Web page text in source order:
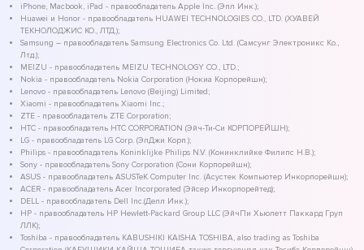
iPhone, Macbook, iPad - правообладатель Apple Inc. (Эпл Инк.);
Huawei и Honor - правообладатель HUAWEI TECHNOLOGIES CO., LTD. (ХУАВЕЙ
ТЕКНОЛОДЖИС КО., ЛТД.);
Samsung – правообладатель Samsung Electronics Co. Ltd. (Самсунг Электроникс Ко.,
Лтд.);
MEIZU - правообладатель MEIZU TECHNOLOGY CO., LTD.;
Nokia - правообладатель Nokia Corporation (Нокиа Корпорейшн);
Lenovo - правообладатель Lenovo (Beijing) Limited;
Xiaomi - правообладатель Xiaomi Inc.;
ZTE - правообладатель ZTE Corporation;
HTC - правообладатель HTC CORPORATION (Эйч-Ти-Си КОРПОРЕЙШН);
LG - правообладатель LG Corp. (ЭлДжи Корп.);
Philips - правообладатель Koninklijke Philips N.V. (Конинклийке Филипс Н.В.);
Sony - правообладатель Sony Corporation (Сони Корпорейшн);
ASUS - правообладатель ASUSTeK Computer Inc. (Асустек Компьютер Инкорпорейшн);
ACER - правообладатель Acer Incorporated (Эйсер Инкорпорейтед);
DELL - правообладатель Dell Inc.(Делл Инк.);
HP - правообладатель HP Hewlett-Packard Group LLC (ЭйчПи Хьюлетт Паккард Груп
ЛЛК);
Toshiba - правообладатель KABUSHIKI KAISHA TOSHIBA, also trading as Toshiba